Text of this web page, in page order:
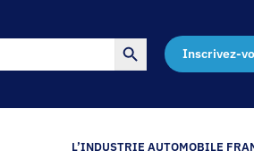
Search Button
Inscrivez-
L’INDUSTRIE AUTOMOBILE